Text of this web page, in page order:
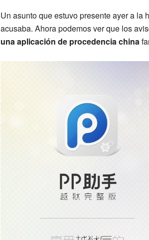
Un asunto que estuvo presente ayer a
acusaba. Ahora podemos ver que los
una aplicación de procedencia china